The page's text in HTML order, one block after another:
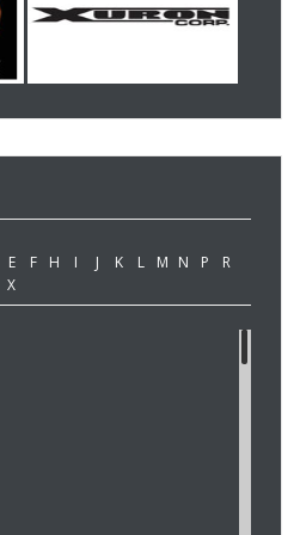
E F H I J K L M N P
R
X